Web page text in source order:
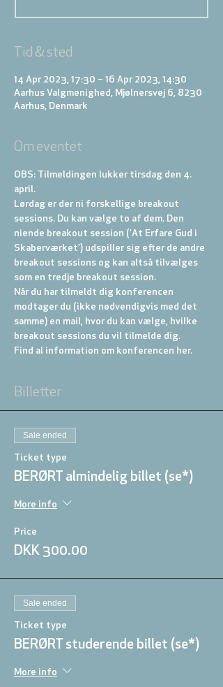
Tid & sted
14 Apr 2023, 17:30 – 16 Apr 2023, 14:30
Aarhus Valgmenighed, Mjølnersvej 6, 8230
Aarhus, Denmark
Om eventet
OBS: Tilmeldingen lukker tirsdag den 4.
april.
Lørdag er der ni forskellige breakout
sessions. Du kan vælge to af dem. Den
niende breakout session ('At Erfare Gud i
Skaberværket') udspiller sig efter de andre
breakout sessions og kan altså tilvælges
som en tredje breakout session.
Når du har tilmeldt dig konferencen
modtager du (ikke nødvendigvis med det
samme) en mail, hvor du kan vælge, hvilke
breakout sessions du vil tilmelde dig.
Find al information om konferencen her.
Billetter
Sale ended
Ticket type
BERØRT almindelig billet (se*)
More info
Price
DKK 300.00
Sale ended
Ticket type
BERØRT studerende billet (se*)
More info